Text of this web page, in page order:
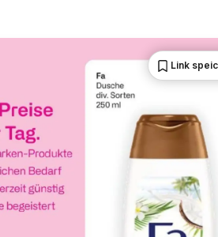
Link